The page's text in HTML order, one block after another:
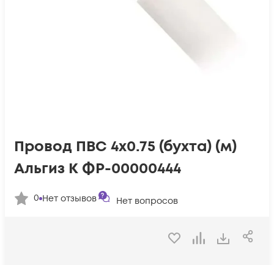
Провод ПВС 4х0.75 (бухта) (м)
Альгиз К ФР-00000444
0 Нет отзывов Нет вопросов